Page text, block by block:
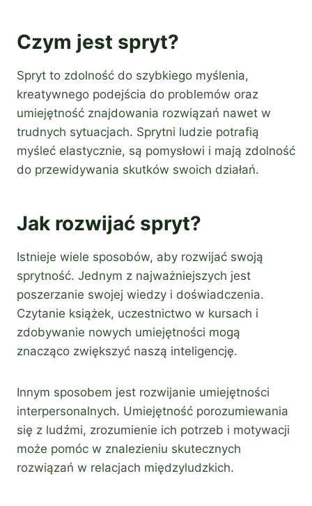
Czym jest spryt?
Spryt to zdolność do szybkiego myślenia,
kreatywnego podejścia do problemów oraz
umiejętność znajdowania rozwiązań nawet w
trudnych sytuacjach. Sprytni ludzie potrafią
myśleć elastycznie, są pomysłowi i mają zdolność
do przewidywania skutków swoich działań.
Jak rozwijać spryt?
Istnieje wiele sposobów, aby rozwijać swoją
sprytność. Jednym z najważniejszych jest
poszerzanie swojej wiedzy i doświadczenia.
Czytanie książek, uczestnictwo w kursach i
zdobywanie nowych umiejętności mogą
znacząco zwiększyć naszą inteligencję.
Innym sposobem jest rozwijanie umiejętności
interpersonalnych. Umiejętność porozumiewania
się z ludźmi, zrozumienie ich potrzeb i motywacji
może pomóc w znalezieniu skutecznych
rozwiązań w relacjach międzyludzkich.